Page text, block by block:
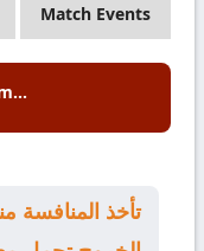
Match Events